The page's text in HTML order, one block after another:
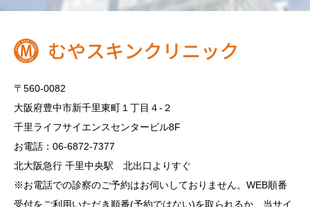
〒560-0082
大阪府豊中市新千里東町１丁目４‐２
千里ライフサイエンスセンタービル8F
お電話：06-6872-7377
北大阪急行 千里中央駅 北出口よりすぐ
※お電話での診察のご予約はお伺いしておりません。WEB順番
受付をご利用いただき順番(予約ではない)を取られるか、当サイ